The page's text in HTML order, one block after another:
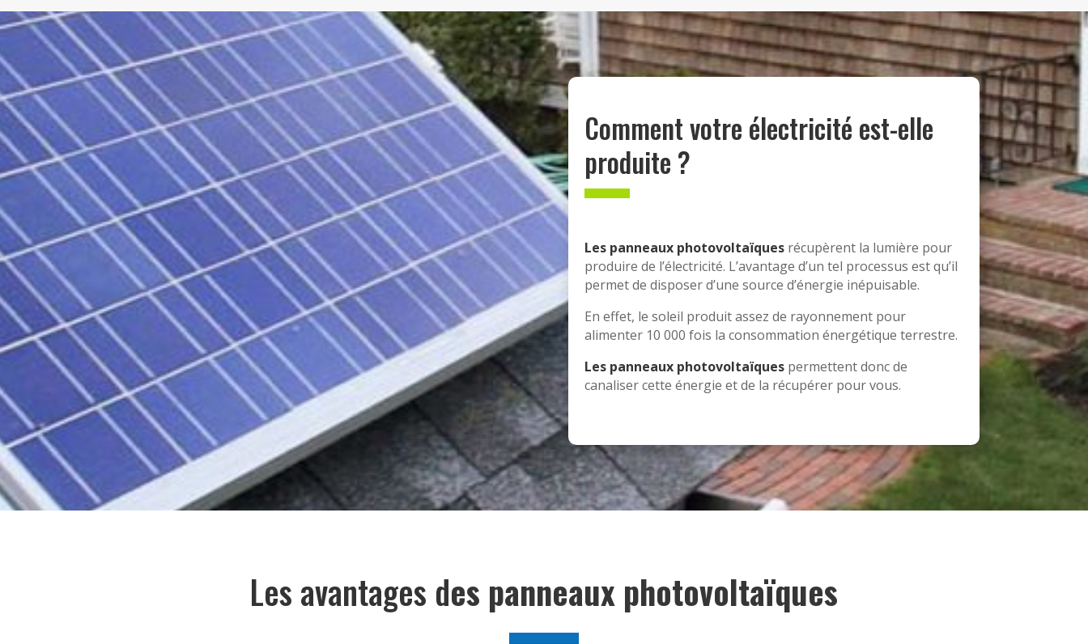
Comment votre électricité est-elle
produite ?
Les panneaux photovoltaïquesrécupèrent la lumière pour
produire de l’électricité. L’avantage d’un tel processus est qu’il
permet de disposer d’une source d’énergie inépuisable. ‍
En effet, le soleil produit assez de rayonnement pour
alimenter 10 000 fois la consommation énergétique terrestre.
Les panneaux photovoltaïquespermettent donc de
canaliser cette énergie et de la récupérer pour vous.
Les avantages des panneaux photovoltaïques